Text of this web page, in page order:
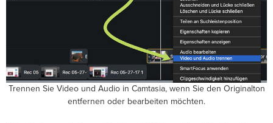
Trennen Sie Video und Audio in Camtasia, wenn Sie den Originalton
entfernen oder bearbeiten möchten.